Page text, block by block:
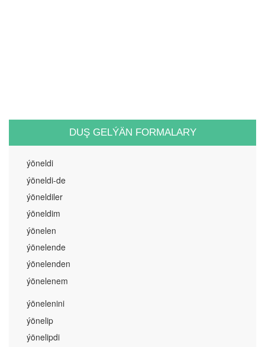
DUŞ GELÝÄN FORMALARY
ýöneldi
ýöneldi-de
ýöneldiler
ýöneldim
ýönelen
ýönelende
ýönelenden
ýönelenem
ýönelenini
ýönelip
ýönelipdi